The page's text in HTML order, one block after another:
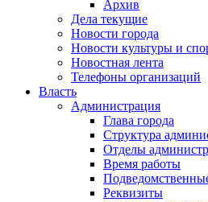
Архив
Дела текущие
Новости города
Новости культуры и
Новостная лента
Телефоны организаций
Власть
Администрация
Глава города
Структура
Отделы
Время работы
Реквизиты